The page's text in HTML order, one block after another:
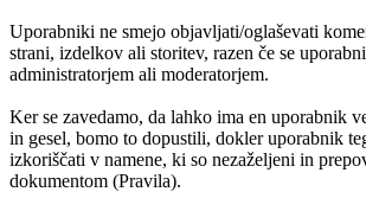
Uporabniki ne smejo objavljati/oglaševati
strani, izdelkov ali storitev, razen če se
administratorjem ali moderatorjem.
Ker se zavedamo, da lahko ima en uporabnik
in gesel, bomo to dopustili, dokler uporabnik
izkoriščati v namene, ki so nezaželjeni in
dokumentom (Pravila).